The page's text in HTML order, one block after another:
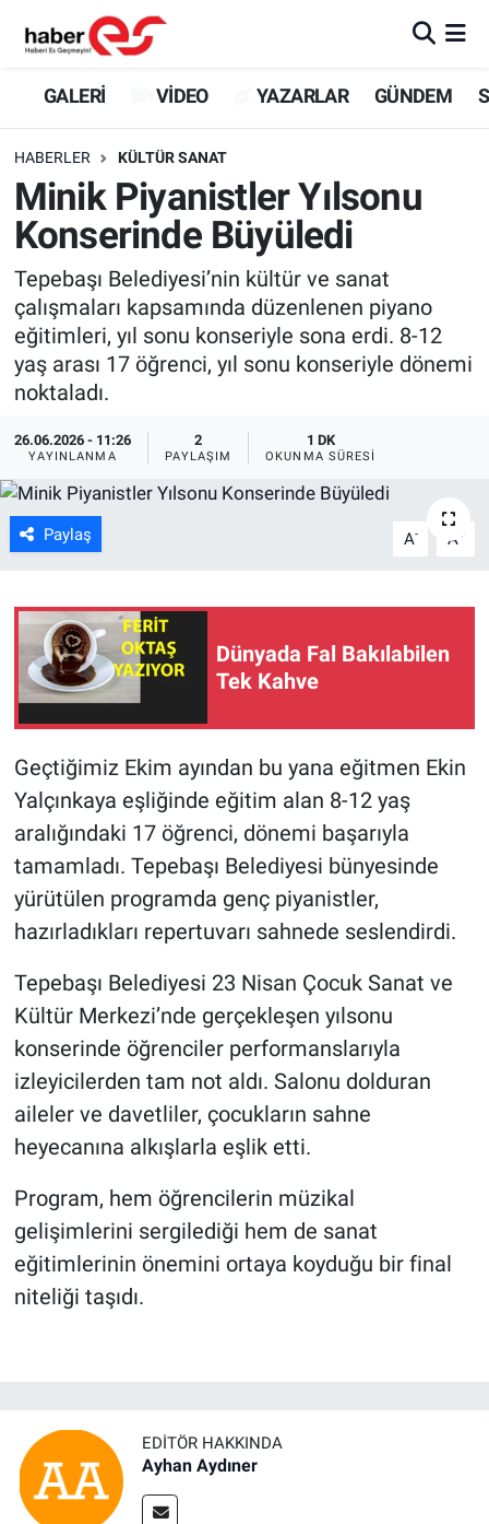
GALERİ VİDEO YAZARLAR GÜNDEM
HABERLER KÜLTÜR SANAT
Minik Piyanistler Yılsonu
Konserinde Büyüledi
Tepebaşı Belediyesi’nin kültür ve sanat
çalışmaları kapsamında düzenlenen piyano
eğitimleri, yıl sonu konseriyle sona erdi. 8-12
yaş arası 17 öğrenci, yıl sonu konseriyle dönemi
noktaladı.
26.06.2026 - 11:26
YAYINLANMA
2
PAYLAŞIM
1 DK
OKUNMA SÜRESI
Paylaş A- A +
Dünyada Fal Bakılabilen
Tek Kahve
Geçtiğimiz Ekim ayından bu yana eğitmen Ekin
Yalçınkaya eşliğinde eğitim alan 8-12 yaş
aralığındaki 17 öğrenci, dönemi başarıyla
tamamladı. Tepebaşı Belediyesi bünyesinde
yürütülen programda genç piyanistler,
hazırladıkları repertuvarı sahnede seslendirdi.
Tepebaşı Belediyesi 23 Nisan Çocuk Sanat ve
Kültür Merkezi’nde gerçekleşen yılsonu
konserinde öğrenciler performanslarıyla
izleyicilerden tam not aldı. Salonu dolduran
aileler ve davetliler, çocukların sahne
heyecanına alkışlarla eşlik etti.
Program, hem öğrencilerin müzikal
gelişimlerini sergilediği hem de sanat
eğitimlerinin önemini ortaya koyduğu bir final
niteliği taşıdı.
EDITÖR HAKKINDA
Ayhan Aydıner
GALERİ
YAZARLAR
GÜNDEM
SİYASET
TEKNOLOJİ
ASAYİŞ
Eskişehir Nöbetçi Eczaneler
Eskişehir Trafik Yoğunluk Haritası
Süper Lig Puan Durumu ve Fikstür
Tüm Manşetler
Son Dakika Haberleri